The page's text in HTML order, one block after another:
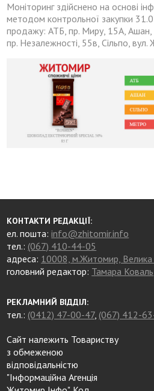
Моніторинг здійснено на основі
методом контрольної закупки
продажу: АТБ, пр. Миру, 15А, Ашан,
пр. Незалежності, 55в, Сільпо, вул.
КОНТАКТИ РЕДАКЦІЇ:
ел. пошта:info@zhitomir.info
тел.: (067) 410-44-05
адреса: 10008, м.Житомир, Велика
головний редактор: Тамара Коваль
РЕКЛАМНИЙ ВІДДІЛ:
тел.: (0412) 47-00-47, (067) 412-
Сайт належить Товариству
з обмеженою
відповідальністю
"Інформаційна Агенція